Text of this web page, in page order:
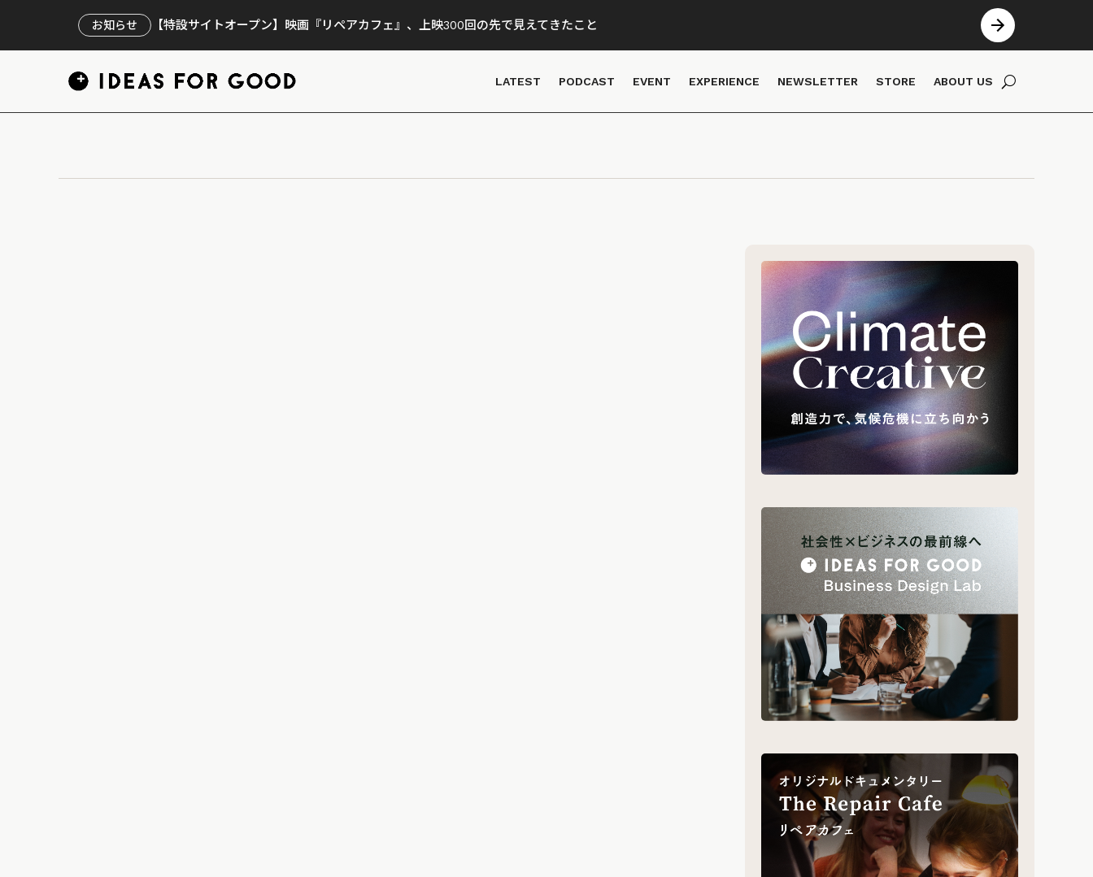
お知らせ 【特設サイトオープン】映画『リペアカフェ』、上映300回の先で見えてきたこと
LATEST PODCAST EVENT EXPERIENCE NEWSLETTER STORE ABOUT US